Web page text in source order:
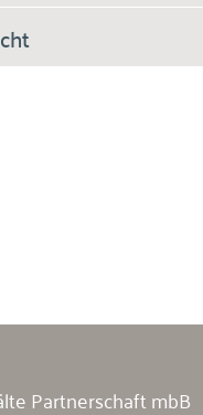
Partnerschaft mbB